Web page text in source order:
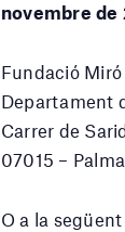
novembre de
Fundació
Departament
Carrer de
07015 – Palma
O a la